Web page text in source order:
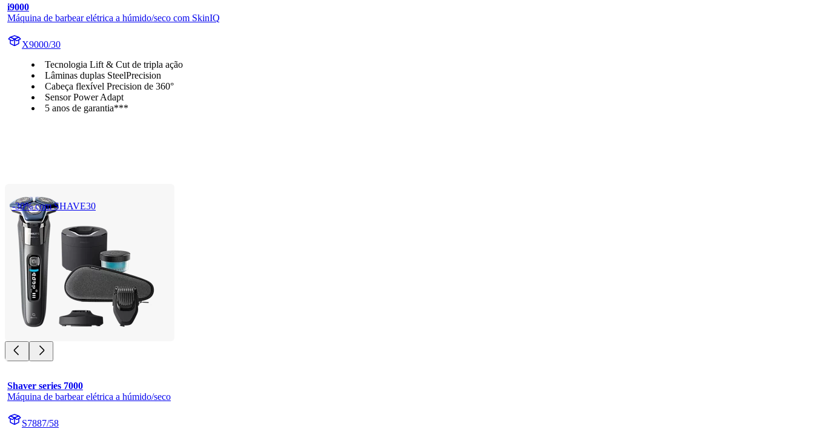
i9000
Máquina de barbear elétrica a húmido/seco com SkinIQ
X9000/30
Tecnologia Lift & Cut de tripla ação
Lâminas duplas SteelPrecision
Cabeça flexível Precision de 360°
Sensor Power Adapt
5 anos de garantia***
-30% com SHAVE30
Shaver series 7000
Máquina de barbear elétrica a húmido/seco
S7887/58